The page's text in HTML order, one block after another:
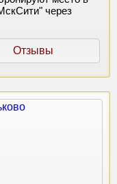
через
Отзывы